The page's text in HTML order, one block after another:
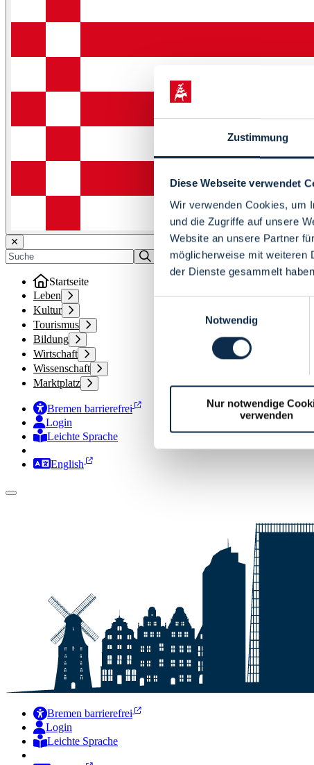
Zustimmung
Diese Webseite verwendet
Wir verwenden Cookies, um
und die Zugriffe auf unsere
Website an unsere Partner
möglicherweise mit weiteren
der Dienste gesammelt
Notwendig
Nur notwendige
verwenden
Startseite
Leben
Kultur
Tourismus
Bildung
Wirtschaft
Wissenschaft
Marktplatz
Bremen barrierefrei
Login
Leichte Sprache
Zur Deutschen Gebärdensprache
English
Bremen barrierefrei
Login
Leichte Sprache